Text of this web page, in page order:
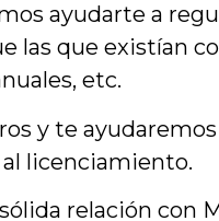
ayudarte a
las que existían
etc.
y te
licenciamiento.
relación con